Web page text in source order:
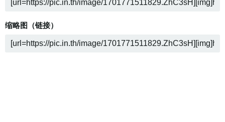
缩略图（链接）